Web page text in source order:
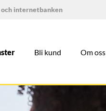
internetbanken
Bli kund Om oss